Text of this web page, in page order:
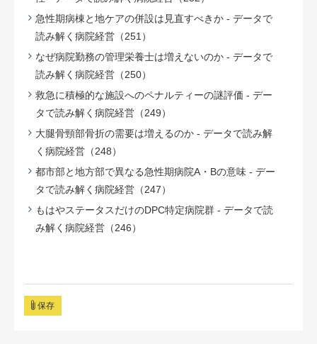
急性期病棟と地ケアの併設は見直すべきか - データで
読み解く病院経営（251）
なぜ病院勤務の管理栄養士は増えないのか - データで
読み解く病院経営（250）
救急に積極的な施設へのペナルティーの謎評価 - デー
タで読み解く病院経営（249）
大腿骨頸部骨折の需要は増えるのか - データで読み解
く病院経営（248）
都市部と地方部で異なる急性期病院A・Bの意味 - デー
タで読み解く病院経営（247）
もはやステータスだけのDPC特定病院群 - データで読
み解く病院経営（246）
保存